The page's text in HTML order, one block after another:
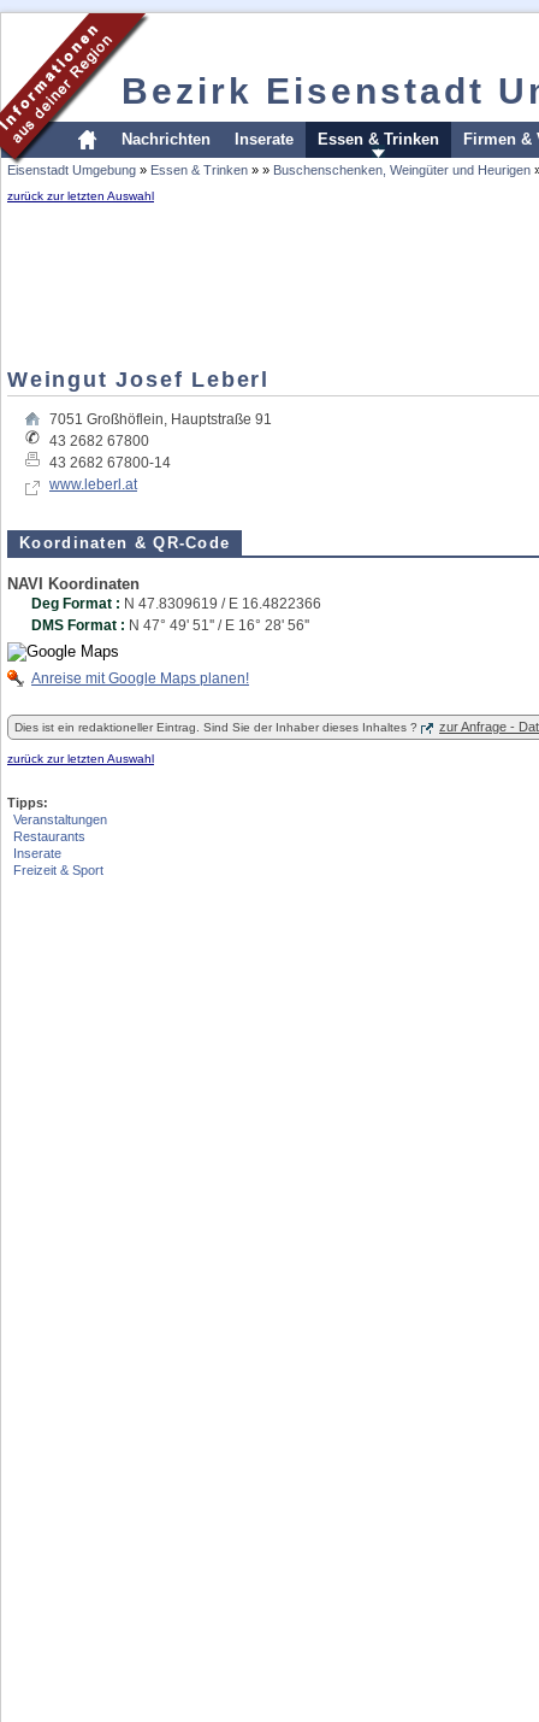
Bezirk Eisenstadt
Nachrichten Inserate Essen & Trinken Firmen &
Eisenstadt Umgebung » Essen & Trinken » » Buschenschenken, Weingüter und Heurigen
zurück zur letzten Auswahl
Weingut Josef Leberl
7051 Großhöflein, Hauptstraße 91
43 2682 67800
43 2682 67800-14
www.leberl.at
Koordinaten & QR-Code
NAVI Koordinaten
Deg Format : N 47.8309619 / E 16.4822366
DMS Format : N 47° 49' 51'' / E 16° 28' 56''
Anreise mit Google Maps planen!
Dies ist ein redaktioneller Eintrag. Sind Sie der Inhaber dieses Inhaltes ? zur Anfrage -
zurück zur letzten Auswahl
Tipps:
Veranstaltungen
Restaurants
Inserate
Freizeit & Sport